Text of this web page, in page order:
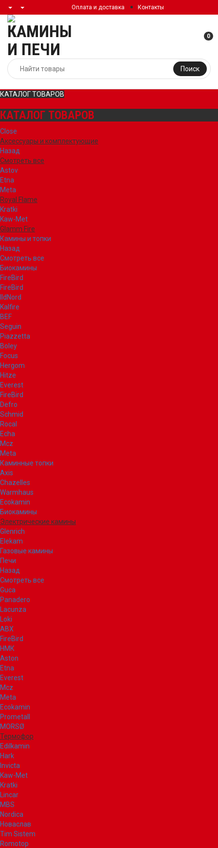
Оплата и доставка Контакты
Поиск
0
КАТАЛОГ ТОВАРОВ
КАТАЛОГ ТОВАРОВ
Close
Аксессуары и комплектующие
Назад
Смотреть все
Astov
Etna
Meta
Royal Flame
Kratki
Kaw-Met
Glamm Fire
Камины и топки
Назад
Смотреть все
Биокамины
FireBird
FireBird
IldNord
Kalfire
BEF
Seguin
Piazzetta
Boley
Focus
Hergom
Hitze
Everest
FireBird
Defro
Schmid
Rocal
Echa
Mcz
Meta
Каминные топки
Axis
Chazelles
Warmhaus
Ecokamin
Биокамины
Электрические камины
Glenrich
Elekam
Газовые камины
Печи
Назад
Смотреть все
Guca
Panadero
Lacunza
Loki
ABX
FireBird
НМК
Aston
Etna
Everest
Mcz
Meta
Ecokamin
Prometall
MORSØ
Термофор
Edilkamin
Hark
Invicta
Kaw-Met
Kratki
Lincar
MBS
Nordica
Новаслав
Tim Sistem
Romotop